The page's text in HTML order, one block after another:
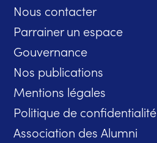
Nous contacter
Parrainer un espace
Gouvernance
Nos publications
Mentions légales
Politique de confidentialité
Association des Alumni